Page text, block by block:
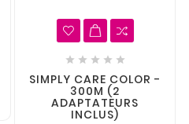
    
SIMPLY CARE COLOR -
300M (2
ADAPTATEURS
INCLUS)